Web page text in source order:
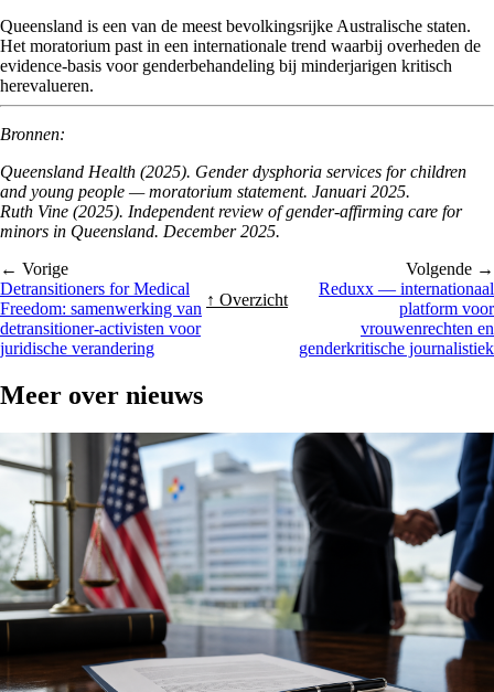
Queensland is een van de meest bevolkingsrijke Australische staten.
Het moratorium past in een internationale trend waarbij overheden de
evidence-basis voor genderbehandeling bij minderjarigen kritisch
herevalueren.
Bronnen:
Queensland Health (2025). Gender dysphoria services for children
and young people — moratorium statement. Januari 2025.
Ruth Vine (2025). Independent review of gender-affirming care for
minors in Queensland. December 2025.
← Vorige
Detransitioners for Medical
Freedom: samenwerking van
detransitioner-activisten voor
juridische verandering
↑ Overzicht
Volgende →
Reduxx — internationaal
platform voor
vrouwenrechten en
genderkritische journalistiek
Meer over nieuws